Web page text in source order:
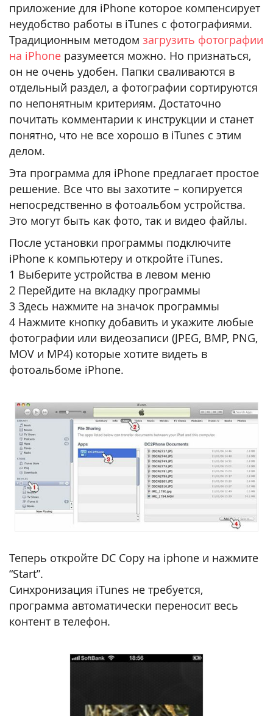
приложение для iPhone которое компенсирует
неудобство работы в iTunes с фотографиями.
Традиционным методом загрузить фотографии
на iPhone разумеется можно. Но признаться,
он не очень удобен. Папки сваливаются в
отдельный раздел, а фотографии сортируются
по непонятным критериям. Достаточно
почитать комментарии к инструкции и станет
понятно, что не все хорошо в iTunes с этим
делом.
Эта программа для iPhone предлагает простое
решение. Все что вы захотите – копируется
непосредственно в фотоальбом устройства.
Это могут быть как фото, так и видео файлы.
После установки программы подключите
iPhone к компьютеру и откройте iTunes.
1 Выберите устройства в левом меню
2 Перейдите на вкладку программы
3 Здесь нажмите на значок программы
4 Нажмите кнопку добавить и укажите любые
фотографии или видеозаписи (JPEG, BMP, PNG,
MOV и MP4) которые хотите видеть в
фотоальбоме iPhone.
Теперь откройте DC Copy на iphone и нажмите
“Start”.
Синхронизация iTunes не требуется,
программа автоматически переносит весь
контент в телефон.